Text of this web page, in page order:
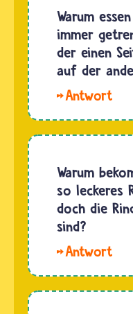
die in
den
Kühen
verborgen
sein
Weil…
Gottheiten
sind in
den
Körper
Rindes
geschlüpft
und
sich
Menschen
in dieser
Form…
Warum
immer
der einen
auf der
Heute
und
essen
Hindus
fast
gemeinsam.
Früher
saßen
Warum
so leckeres
doch die
sind?
Viele